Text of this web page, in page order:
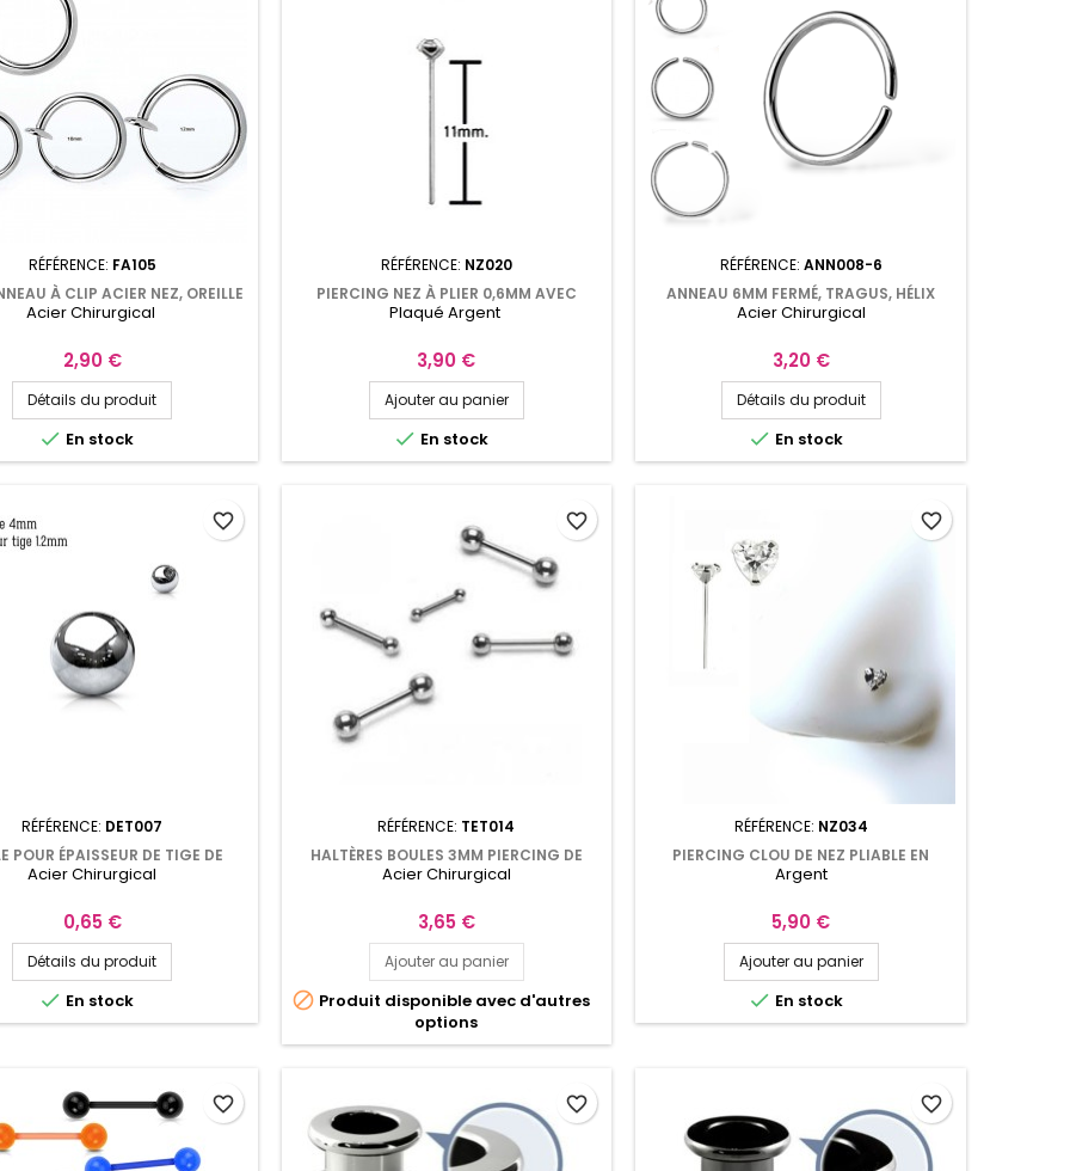
RÉFÉRENCE: FA105
À CLIP ACIER NEZ, OREILLE
FA105
Acier Chirurgical
Prix
2,90 €
Détails du produit
 En stock
RÉFÉRENCE: NZ020
PIERCING NEZ À PLIER 0,6MM AVEC
CRISTAL BLANC NZ020
Plaqué Argent
Prix
3,90 €
Ajouter au panier
 En stock
RÉFÉRENCE: ANN008-6
ANNEAU 6MM FERMÉ, TRAGUS, HÉLIX
ANN008
Acier Chirurgical
Prix
3,20 €
Détails du produit
 En stock
RÉFÉRENCE: DET007
POUR ÉPAISSEUR DE TIGE DE
4MM EN ACIER DET007
Acier Chirurgical
Prix
0,65 €
Détails du produit
 En stock
favorite_border
RÉFÉRENCE: TET014
HALTÈRES BOULES 3MM PIERCING DE
10MM À 16MM
Acier Chirurgical
Prix
3,65 €
Ajouter au panier
 Produit disponible avec d'autres
options
favorite_border
RÉFÉRENCE: NZ034
PIERCING CLOU DE NEZ PLIABLE EN
ARGENT, AVEC UN CŒUR EN ZIRCONIUM
Argent
Prix
5,90 €
Ajouter au panier
 En stock
favorite_border
favorite_border favorite_border favorite_border